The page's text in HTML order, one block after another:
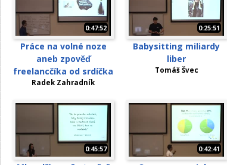
0:47:52
Práce na volné noze
aneb zpověď
freelancčíka od srdíčka
Radek Zahradník
0:25:51
Babysitting miliardy
liber
Tomáš Švec
0:45:57 0:42:41